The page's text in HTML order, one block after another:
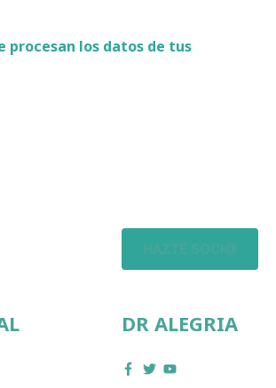
procesan los datos de tus
DR ALEGRIA